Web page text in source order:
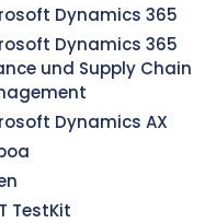
Dynamics 365
Dynamics 365
und Supply Chain
Dynamics AX
TestKit